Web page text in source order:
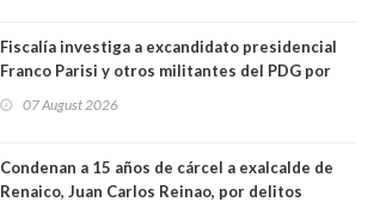
Fiscalía investiga a excandidato presidencial
Franco Parisi y otros militantes del PDG por
07 August 2026
Condenan a 15 años de cárcel a exalcalde de
Renaico, Juan Carlos Reinao, por delitos